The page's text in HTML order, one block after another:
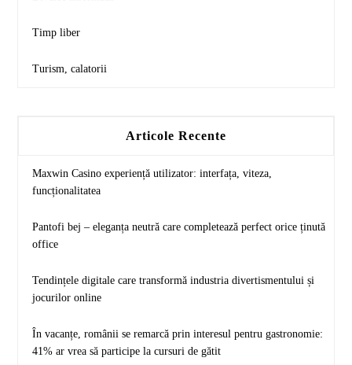
Timp liber
Turism, calatorii
Articole Recente
Maxwin Casino experiență utilizator: interfața, viteza,
funcționalitatea
Pantofi bej – eleganța neutră care completează perfect orice ținută
office
Tendințele digitale care transformă industria divertismentului și
jocurilor online
În vacanțe, românii se remarcă prin interesul pentru gastronomie:
41% ar vrea să participe la cursuri de gătit